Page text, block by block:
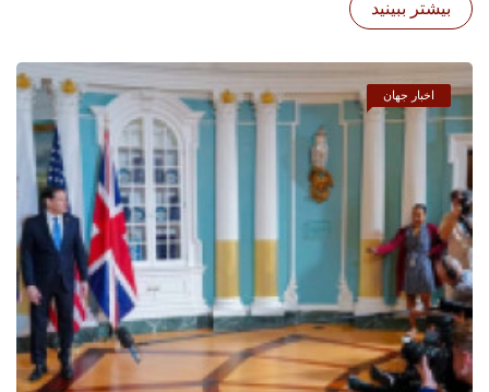
بیشتر ببینید
اخبار جهان